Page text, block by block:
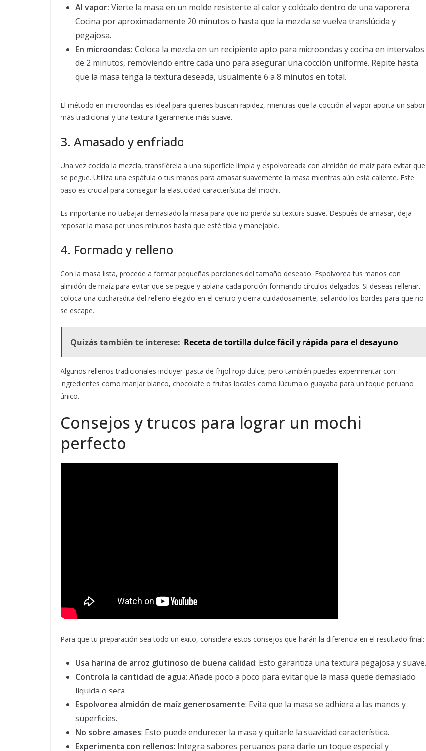
Al vapor: Vierte la masa en un molde resistente al calor y colócalo dentro de una vaporera.
Cocina por aproximadamente 20 minutos o hasta que la mezcla se vuelva translúcida y
pegajosa.
En microondas: Coloca la mezcla en un recipiente apto para microondas y cocina en intervalos
de 2 minutos, removiendo entre cada uno para asegurar una cocción uniforme. Repite hasta
que la masa tenga la textura deseada, usualmente 6 a 8 minutos en total.
El método en microondas es ideal para quienes buscan rapidez, mientras que la cocción al vapor aporta un sabor
más tradicional y una textura ligeramente más suave.
3. Amasado y enfriado
Una vez cocida la mezcla, transfiérela a una superficie limpia y espolvoreada con almidón de maíz para evitar que
se pegue. Utiliza una espátula o tus manos para amasar suavemente la masa mientras aún está caliente. Este
paso es crucial para conseguir la elasticidad característica del mochi.
Es importante no trabajar demasiado la masa para que no pierda su textura suave. Después de amasar, deja
reposar la masa por unos minutos hasta que esté tibia y manejable.
4. Formado y relleno
Con la masa lista, procede a formar pequeñas porciones del tamaño deseado. Espolvorea tus manos con
almidón de maíz para evitar que se pegue y aplana cada porción formando círculos delgados. Si deseas rellenar,
coloca una cucharadita del relleno elegido en el centro y cierra cuidadosamente, sellando los bordes para que no
se escape.
Quizás también te interese: Receta de tortilla dulce fácil y rápida para el desayuno
Algunos rellenos tradicionales incluyen pasta de frijol rojo dulce, pero también puedes experimentar con
ingredientes como manjar blanco, chocolate o frutas locales como lúcuma o guayaba para un toque peruano
único.
Consejos y trucos para lograr un mochi
perfecto
Para que tu preparación sea todo un éxito, considera estos consejos que harán la diferencia en el resultado final:
Usa harina de arroz glutinoso de buena calidad: Esto garantiza una textura pegajosa y suave.
Controla la cantidad de agua: Añade poco a poco para evitar que la masa quede demasiado
líquida o seca.
Espolvorea almidón de maíz generosamente: Evita que la masa se adhiera a las manos y
superficies.
No sobre amases: Esto puede endurecer la masa y quitarle la suavidad característica.
Experimenta con rellenos: Integra sabores peruanos para darle un toque especial y